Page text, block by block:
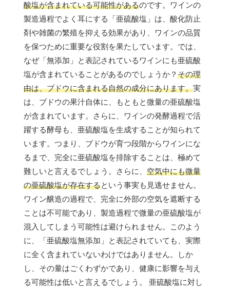
酸塩が含まれている可能性があるのです。ワインの
製造過程でよく耳にする「亜硫酸塩」は、酸化防止
剤や雑菌の繁殖を抑える効果があり、ワインの品質
を保つために重要な役割を果たしています。では、
なぜ「無添加」と表記されているワインにも亜硫酸
塩が含まれていることがあるのでしょうか？ その理
由は、ブドウに含まれる自然の成分にあります。実
は、ブドウの果汁自体に、もともと微量の亜硫酸塩
が含まれています。さらに、ワインの発酵過程で活
躍する酵母も、亜硫酸塩を生成することが知られて
います。つまり、ブドウが育つ段階からワインにな
るまで、完全に亜硫酸塩を排除することは、極めて
難しいと言えるでしょう。さらに、 空気中にも微量
の亜硫酸塩が存在するという事実も見逃せません。
ワイン醸造の過程で、完全に外部の空気を遮断する
ことは不可能であり、製造過程で微量の亜硫酸塩が
混入してしまう可能性は避けられません。このよう
に、「亜硫酸塩無添加」と表記されていても、実際
に全く含まれていないわけではありません。しか
し、その量はごくわずかであり、健康に影響を与え
る可能性は低いと言えるでしょう。 亜硫酸塩に対し